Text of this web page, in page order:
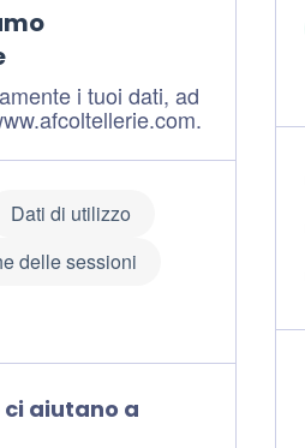
i tuoi dati, ad
Dati di utilizzo
delle sessioni
aiutano a